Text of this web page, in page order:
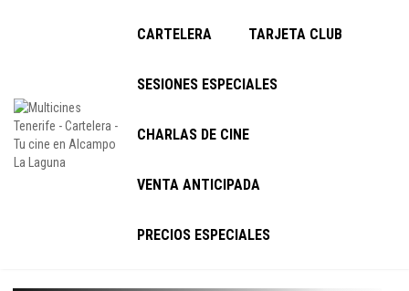
CARTELERA TARJETA CLUB
SESIONES ESPECIALES
CHARLAS DE CINE
VENTA ANTICIPADA
PRECIOS ESPECIALES